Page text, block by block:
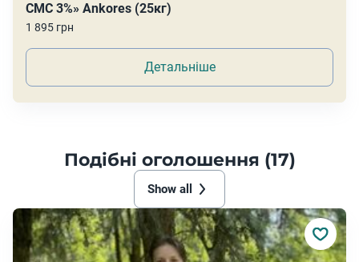
СМС 3%» Ankores (25кг)
1 895 грн
Детальніше
Подібні оголошення (17)
Show all